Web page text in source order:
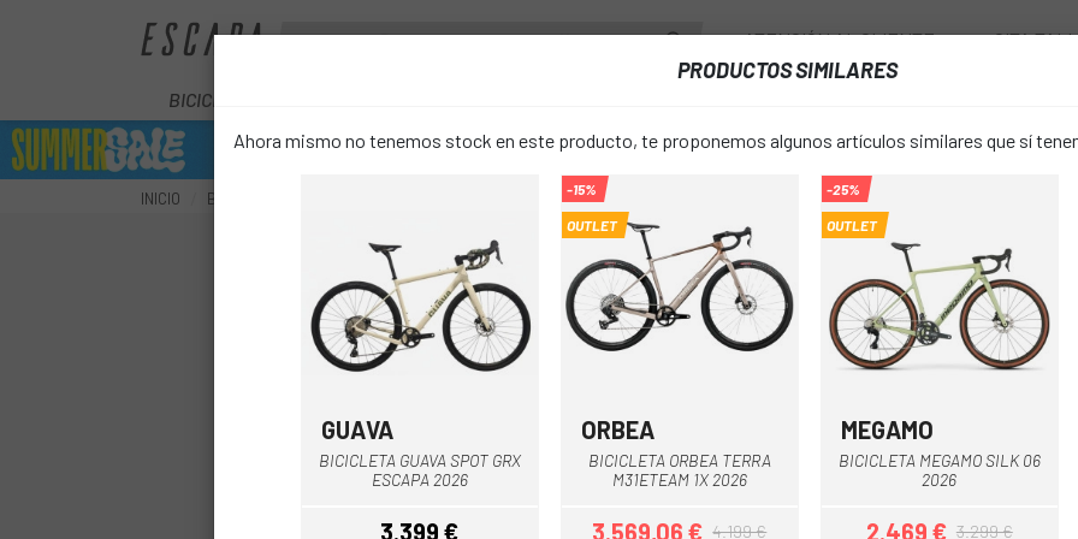
ATENCIÓN AL CLIENTE CITA
BICICLETAS
INICIO BICICLETAS BICICLETA CUBE NUROAD C:62 SLX 2026
favorite_borderBICICLETA
C:62 SLX
Gris-Negro
PRODUCTOS SIMILARES
Ahora mismo no tenemos stock en este producto, te proponemos algunos artículos similares que sí
GUAVA
BICICLETA GUAVA SPOT GRX
ESCAPA 2026
3.399 €
Marrón
-15%
OUTLET
ORBEA
BICICLETA ORBEA TERRA
M31ETEAM 1X 2026
3.569,06 € 4.199 €
Negro
-25%
OUTLET
MEGAMO
BICICLETA MEGAMO SILK 06
2026
2.469 € 3.299 €